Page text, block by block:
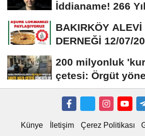
İddianame! 266
Hapis Talebi
BAKIRKÖY ALEVİ
DERNEĞİ 12/07/
DAVETİNE...
200 milyonluk
çetesi: Örgüt
çıktı
Künye İletişim Çerez Politikası